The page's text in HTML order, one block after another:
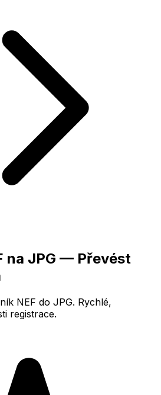
na JPG — Převést
NEF do JPG. Rychlé,
registrace.